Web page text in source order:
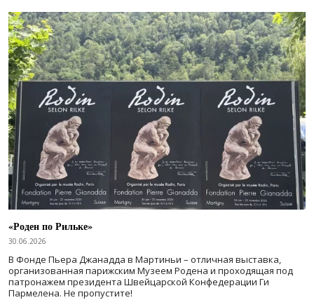
«Роден по Рильке»
30.06.2026
В Фонде Пьера Джанадда в Мартиньи – отличная выставка,
организованная парижским Музеем Родена и проходящая под
патронажем президента Швейцарской Конфедерации Ги
Пармелена. Не пропустите!